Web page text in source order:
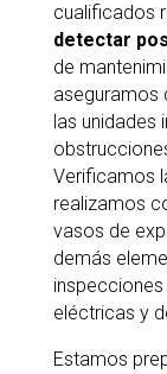
cualificados
detectar
de
aseguramos
las unidades
Verificamos
realizamos
vasos de
demás
eléctricas y
Estamos